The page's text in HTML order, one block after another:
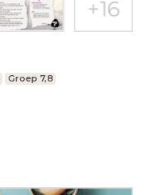
Groep 7,8